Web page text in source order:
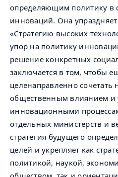
определяющим политику в
инноваций. Она
«Стратегию высоких
упор на политику
решение конкретных
заключается в том, чтобы
целенаправленно
общественным влиянием и
инновационными
отдельных министерств и
стратегия будущего
целей и укрепляет как
политикой, наукой,